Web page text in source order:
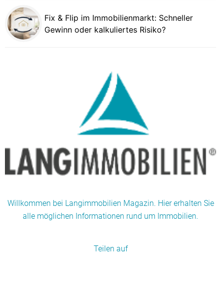
Fix & Flip im Immobilienmarkt: Schneller
Gewinn oder kalkuliertes Risiko?
Willkommen bei Langimmobilien Magazin. Hier erhalten Sie
alle möglichen Informationen rund um Immobilien.
Teilen auf